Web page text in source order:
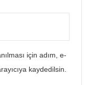
için adım, e-
kaydedilsin.